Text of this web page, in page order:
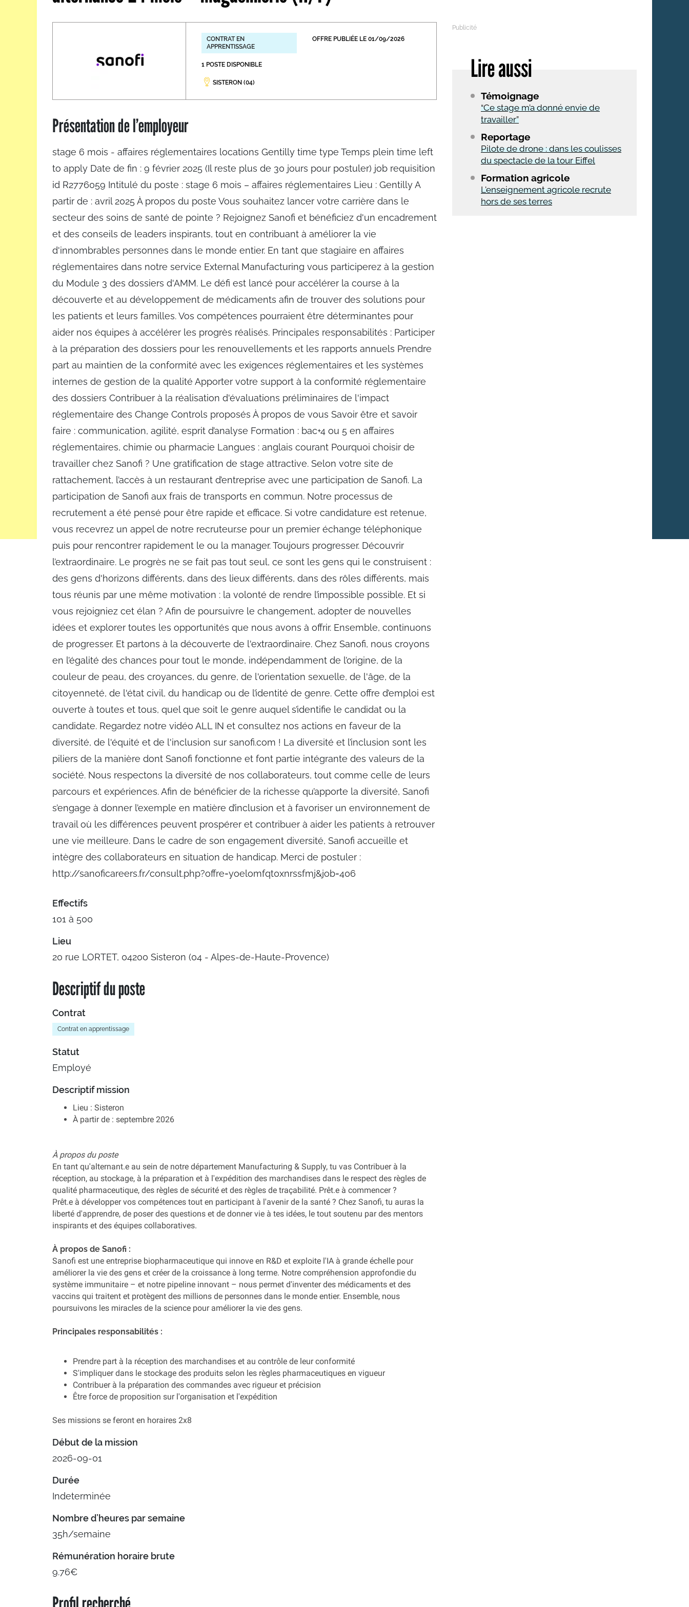
Avec Parcoursup
Grâce à l'alternance
C'est vous qui le dites
À l'étranger
CONTRAT EN
APPRENTISSAGE
1 POSTE DISPONIBLE
SISTERON (04)
OFFRE PUBLIÉE LE 01/09/2026
Présentation de l’employeur
stage 6 mois - affaires réglementaires locations Gentilly time type Temps plein time left
to apply Date de fin : 9 février 2025 (Il reste plus de 30 jours pour postuler) job requisition
id R2776059 Intitulé du poste : stage 6 mois – affaires réglementaires Lieu : Gentilly A
partir de : avril 2025 À propos du poste Vous souhaitez lancer votre carrière dans le
secteur des soins de santé de pointe ? Rejoignez Sanofi et bénéficiez d'un encadrement
et des conseils de leaders inspirants, tout en contribuant à améliorer la vie
d'innombrables personnes dans le monde entier. En tant que stagiaire en affaires
réglementaires dans notre service External Manufacturing vous participerez à la gestion
du Module 3 des dossiers d'AMM. Le défi est lancé pour accélérer la course à la
découverte et au développement de médicaments afin de trouver des solutions pour
les patients et leurs familles. Vos compétences pourraient être déterminantes pour
aider nos équipes à accélérer les progrès réalisés. Principales responsabilités : Participer
à la préparation des dossiers pour les renouvellements et les rapports annuels Prendre
part au maintien de la conformité avec les exigences réglementaires et les systèmes
internes de gestion de la qualité Apporter votre support à la conformité réglementaire
des dossiers Contribuer à la réalisation d'évaluations préliminaires de l'impact
réglementaire des Change Controls proposés À propos de vous Savoir être et savoir
faire : communication, agilité, esprit d’analyse Formation : bac+4 ou 5 en affaires
réglementaires, chimie ou pharmacie Langues : anglais courant Pourquoi choisir de
travailler chez Sanofi ? Une gratification de stage attractive. Selon votre site de
rattachement, l’accès à un restaurant d’entreprise avec une participation de Sanofi. La
participation de Sanofi aux frais de transports en commun. Notre processus de
recrutement a été pensé pour être rapide et efficace. Si votre candidature est retenue,
vous recevrez un appel de notre recruteur.se pour un premier échange téléphonique
puis pour rencontrer rapidement le ou la manager. Toujours progresser. Découvrir
l’extraordinaire. Le progrès ne se fait pas tout seul, ce sont les gens qui le construisent :
des gens d'horizons différents, dans des lieux différents, dans des rôles différents, mais
tous réunis par une même motivation : la volonté de rendre l’impossible possible. Et si
vous rejoigniez cet élan ? Afin de poursuivre le changement, adopter de nouvelles
idées et explorer toutes les opportunités que nous avons à offrir. Ensemble, continuons
de progresser. Et partons à la découverte de l'extraordinaire. Chez Sanofi, nous croyons
en l’égalité des chances pour tout le monde, indépendamment de l’origine, de la
couleur de peau, des croyances, du genre, de l'orientation sexuelle, de l'âge, de la
citoyenneté, de l'état civil, du handicap ou de l’identité de genre. Cette offre d’emploi est
ouverte à toutes et tous, quel que soit le genre auquel s’identifie le candidat ou la
candidate. Regardez notre vidéo ALL IN et consultez nos actions en faveur de la
diversité, de l'équité et de l'inclusion sur sanofi.com ! La diversité et l’inclusion sont les
piliers de la manière dont Sanofi fonctionne et font partie intégrante des valeurs de la
société. Nous respectons la diversité de nos collaborateurs, tout comme celle de leurs
parcours et expériences. Afin de bénéficier de la richesse qu’apporte la diversité, Sanofi
s’engage à donner l’exemple en matière d’inclusion et à favoriser un environnement de
travail où les différences peuvent prospérer et contribuer à aider les patients à retrouver
une vie meilleure. Dans le cadre de son engagement diversité, Sanofi accueille et
intègre des collaborateurs en situation de handicap. Merci de postuler :
http://sanoficareers.fr/consult.php?offre=yoelomfqt0xnrssfmj&job=406
Effectifs
101 à 500
Lieu
20 rue LORTET, 04200 Sisteron (04 - Alpes-de-Haute-Provence)
Descriptif du poste
Contrat
Contrat en apprentissage
Statut
Employé
Descriptif mission
Lieu : Sisteron
À partir de : septembre 2026
À propos du poste
En tant qu'alternant.e au sein de notre département Manufacturing & Supply, tu vas Contribuer à la
réception, au stockage, à la préparation et à l'expédition des marchandises dans le respect des règles de
qualité pharmaceutique, des règles de sécurité et des règles de traçabilité. Prêt.e à commencer ?
Prêt.e à développer vos compétences tout en participant à l'avenir de la santé ? Chez Sanofi, tu auras la
liberté d'apprendre, de poser des questions et de donner vie à tes idées, le tout soutenu par des mentors
inspirants et des équipes collaboratives.
À propos de Sanofi :
Sanofi est une entreprise biopharmaceutique qui innove en R&D et exploite l'IA à grande échelle pour
améliorer la vie des gens et créer de la croissance à long terme. Notre compréhension approfondie du
système immunitaire – et notre pipeline innovant – nous permet d'inventer des médicaments et des
vaccins qui traitent et protègent des millions de personnes dans le monde entier. Ensemble, nous
poursuivons les miracles de la science pour améliorer la vie des gens.
Principales responsabilités :
Prendre part à la réception des marchandises et au contrôle de leur conformité
S'impliquer dans le stockage des produits selon les règles pharmaceutiques en vigueur
Contribuer à la préparation des commandes avec rigueur et précision
Être force de proposition sur l'organisation et l'expédition
Ses missions se feront en horaires 2x8
Début de la mission
2026-09-01
Durée
Indeterminée
Nombre d’heures par semaine
35h/semaine
Rémunération horaire brute
9.76€
Lire aussi
Témoignage
“Ce stage m’a donné envie de
travailler”
Reportage
Pilote de drone : dans les coulisses
du spectacle de la tour Eiffel
Formation agricole
L'enseignement agricole recrute
hors de ses terres